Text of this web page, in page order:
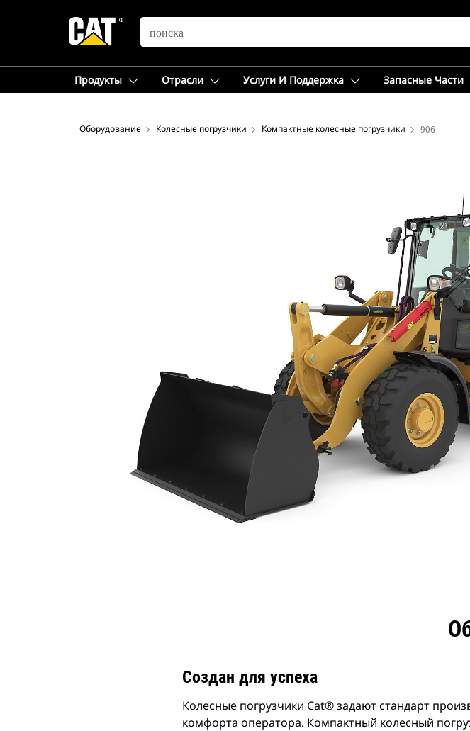
SEARCH
Продукты Отрасли Услуги И Поддержка Запасные Части
Оборудование Колесные погрузчики Компактные колесные погрузчики 906
Создан для успеха
Колесные погрузчики Cat® задают стандарт
комфорта оператора. Компактный колесный